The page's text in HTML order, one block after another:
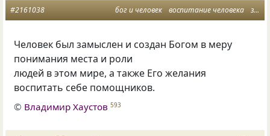
бог и человек воспитание человека замысел бога
#2161038
Человек был замыслен и создан Богом в меру
понимания места и роли
людей в этом мире, а также Его желания
воспитать себе помощников.
© Владимир Хаустов 593